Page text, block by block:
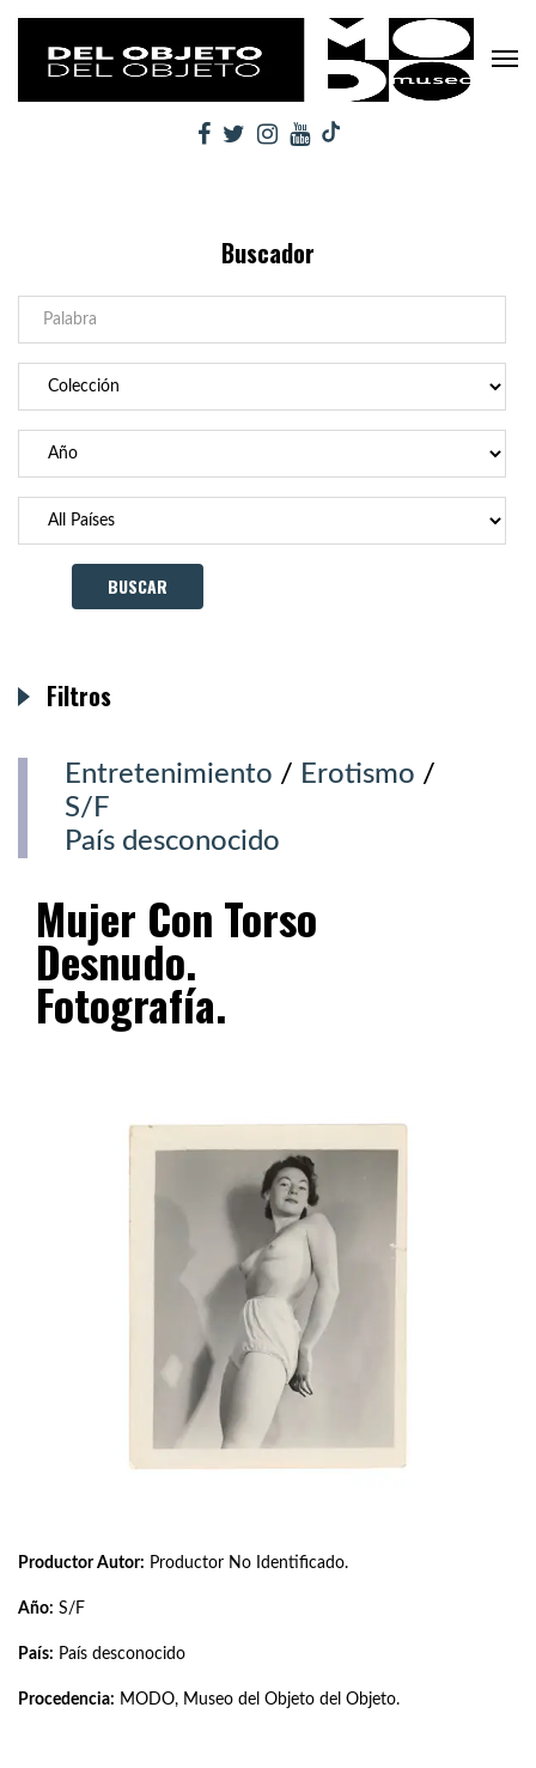
Buscador
Entretenimiento / Erotismo /
S/F
País desconocido
Mujer Con Torso
Desnudo.
Fotografía.
Productor Autor: Productor No Identificado.
Año: S/F
País: País desconocido
Procedencia: MODO, Museo del Objeto del Objeto.
Filtros